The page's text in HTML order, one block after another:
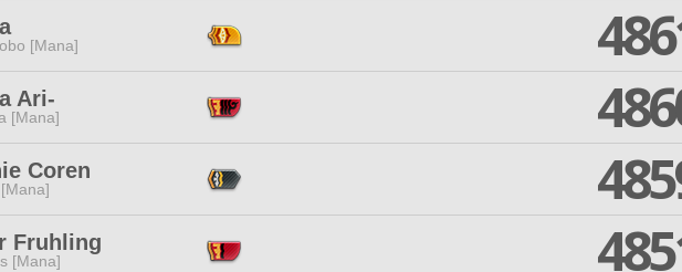
[Mana]
Ari-
[Mana]
Coren
Fruhling
[Mana]